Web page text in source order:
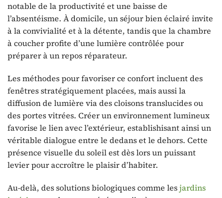
notable de la productivité et une baisse de
l’absentéisme. À domicile, un séjour bien éclairé invite
à la convivialité et à la détente, tandis que la chambre
à coucher profite d’une lumière contrôlée pour
préparer à un repos réparateur.
Les méthodes pour favoriser ce confort incluent des
fenêtres stratégiquement placées, mais aussi la
diffusion de lumière via des cloisons translucides ou
des portes vitrées. Créer un environnement lumineux
favorise le lien avec l’extérieur, establishisant ainsi un
véritable dialogue entre le dedans et le dehors. Cette
présence visuelle du soleil est dès lors un puissant
levier pour accroître le plaisir d’habiter.
Au-delà, des solutions biologiques comme lesjardins